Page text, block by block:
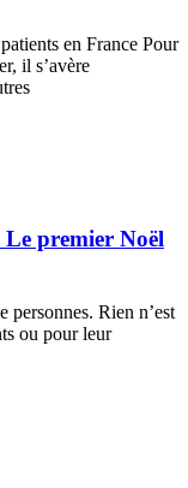
en France Pour
il s’avère
Le premier Noël
personnes. Rien n’est
ou pour leur